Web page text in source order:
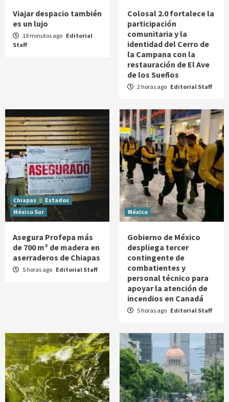
Viajar despacio también
es un lujo
19 minutos ago Editorial
Staff
Colosal 2.0 fortalece la
participación
comunitaria y la
identidad del Cerro de
la Campana con la
restauración de El Ave
de los Sueños
2 horas ago Editorial Staff
Chiapas
Estados
México Sur
Asegura Profepa más
de 700 m³ de madera en
aserraderos de Chiapas
5 horas ago Editorial Staff
México
Gobierno de México
despliega tercer
contingente de
combatientes y
personal técnico para
apoyar la atención de
incendios en Canadá
5 horas ago Editorial Staff